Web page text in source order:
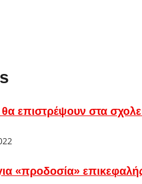
θα επιστρέψουν στα
«προδοσία»